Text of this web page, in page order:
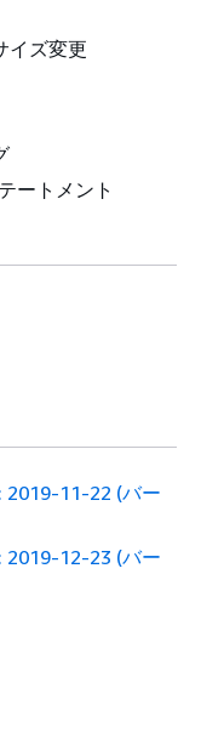
イズ変更
ートメント
2019-11-22 (バー
2019-12-23 (バー